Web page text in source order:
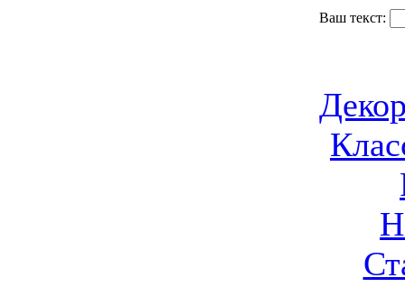
Ваш текст: